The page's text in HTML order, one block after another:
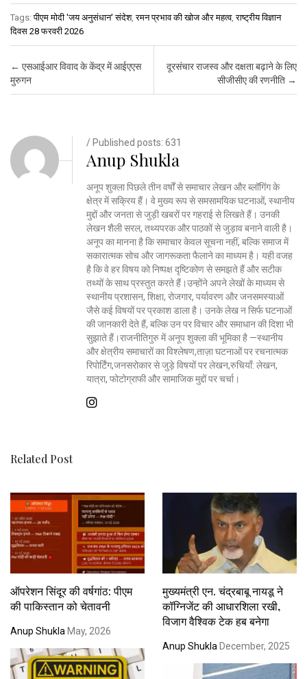
Tags:पीएम मोदी 'जय अनुसंधान' संदेश,रमन प्रभाव की खोज और महत्व,राष्ट्रीय विज्ञान
दिवस 28 फरवरी 2026
Post navigation
← एसआईआर विवाद के केंद्र में आईएएस
मुरुगन
दूरसंचार राजस्व और दक्षता बढ़ाने के लिए
सीजीसीए की रणनीति →
/ Published posts: 631
Anup Shukla
अनूप शुक्ला पिछले तीन वर्षों से समाचार लेखन और ब्लॉगिंग के
क्षेत्र में सक्रिय हैं। वे मुख्य रूप से समसामयिक घटनाओं, स्थानीय
मुद्दों और जनता से जुड़ी खबरों पर गहराई से लिखते हैं। उनकी
लेखन शैली सरल, तथ्यपरक और पाठकों से जुड़ाव बनाने वाली है।
अनूप का मानना है कि समाचार केवल सूचना नहीं, बल्कि समाज में
सकारात्मक सोच और जागरूकता फैलाने का माध्यम है। यही वजह
है कि वे हर विषय को निष्पक्ष दृष्टिकोण से समझते हैं और सटीक
तथ्यों के साथ प्रस्तुत करते हैं।उन्होंने अपने लेखों के माध्यम से
स्थानीय प्रशासन, शिक्षा, रोजगार, पर्यावरण और जनसमस्याओं
जैसे कई विषयों पर प्रकाश डाला है। उनके लेख न सिर्फ घटनाओं
की जानकारी देते हैं, बल्कि उन पर विचार और समाधान की दिशा भी
सुझाते हैं।राजनीतिगुरु में अनूप शुक्ला की भूमिका है —स्थानीय
और क्षेत्रीय समाचारों का विश्लेषण,ताज़ा घटनाओं पर रचनात्मक
रिपोर्टिंग,जनसरोकार से जुड़े विषयों पर लेखन,रुचियाँ: लेखन,
यात्रा, फोटोग्राफी और सामाजिक मुद्दों पर चर्चा।
Related Post
ऑपरेशन सिंदूर की वर्षगांठ: पीएम
की पाकिस्तान को चेतावनी
Anup Shukla May, 2026
मुख्यमंत्री एन. चंद्रबाबू नायडू ने
कॉग्निजेंट की आधारशिला रखी,
विजाग वैश्विक टेक हब बनेगा
Anup ShuklaDecember, 2025